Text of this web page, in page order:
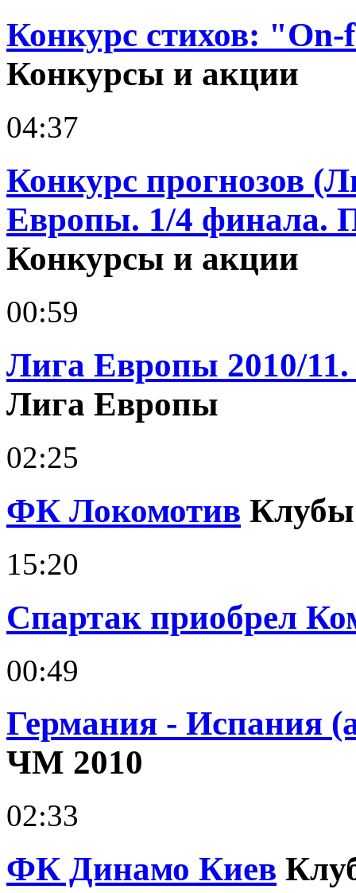
Конкурс стихов:
Конкурсы и акции
04:37
Конкурс прогнозов
Европы. 1/4 финала.
Конкурсы и акции
00:59
Лига Европы 2010/
Лига Европы
02:25
ФК Локомотив Клубы
15:20
Спартак приобрел
00:49
Германия - Испания
ЧМ 2010
02:33
ФК Динамо Киев